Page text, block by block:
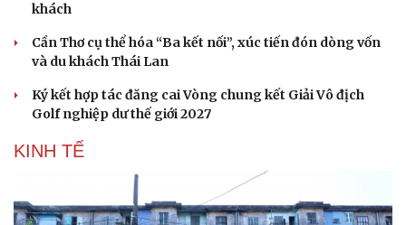
khách
Cần Thơ cụ thể hóa “Ba kết nối”, xúc tiến đón dòng vốn
và du khách Thái Lan
Ký kết hợp tác đăng cai Vòng chung kết Giải Vô địch
Golf nghiệp dư thế giới 2027
KINH TẾ